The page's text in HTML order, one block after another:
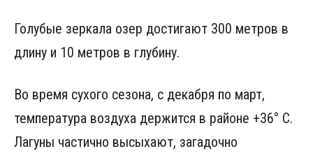
Голубые зеркала озер достигают 300 метров в
длину и 10 метров в глубину.
Во время сухого сезона, с декабря по март,
температура воздуха держится в районе +36° С.
Лагуны частично высыхают, загадочно